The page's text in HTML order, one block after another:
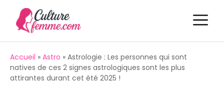
contenu
Accueil » Astro » Astrologie : Les personnes qui sont
natives de ces 2 signes astrologiques sont les plus
attirantes durant cet été 2025 !